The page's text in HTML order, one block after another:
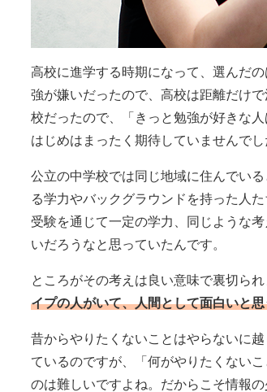
高校に進学する時期になって、選んだ
強が嫌いだったので、高校は距離だけ
校だったので、「きっと勉強が好きな
はじめはまったく期待していませんでし
公立の中学校では同じ地域に住んでい
る学力やバックグラウンドを持った人
受験を通じて一定の学力、同じような
いだろうなと思っていたんです。
ところがその考えは良い意味で裏切られ
イプの人がいて、人間として面白いと
昔からやりたくないことはやらないに
ているのですが、「何がやりたくない
のは難しいですよね。だからこそ情報